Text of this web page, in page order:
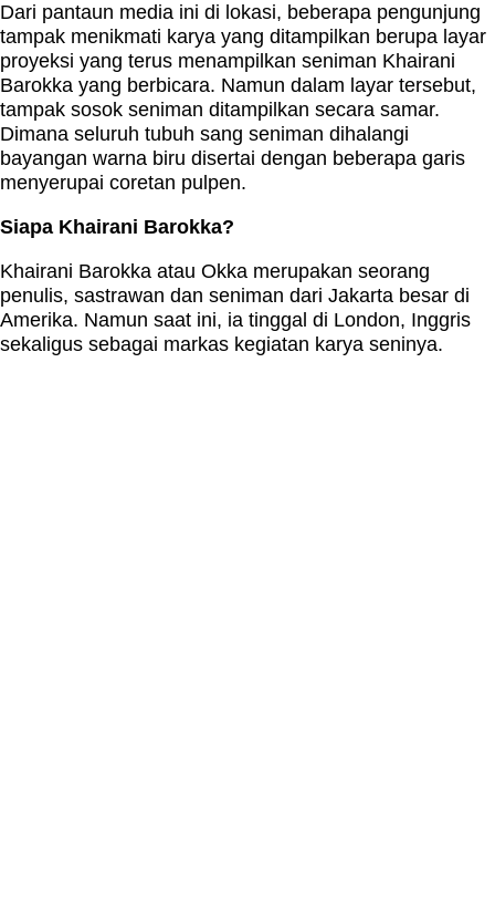
Dari pantaun media ini di lokasi, beberapa pengunjung
tampak menikmati karya yang ditampilkan berupa layar
proyeksi yang terus menampilkan seniman Khairani
Barokka yang berbicara. Namun dalam layar tersebut,
tampak sosok seniman ditampilkan secara samar.
Dimana seluruh tubuh sang seniman dihalangi
bayangan warna biru disertai dengan beberapa garis
menyerupai coretan pulpen.
Siapa Khairani Barokka?
Khairani Barokka atau Okka merupakan seorang
penulis, sastrawan dan seniman dari Jakarta besar di
Amerika. Namun saat ini, ia tinggal di London, Inggris
sekaligus sebagai markas kegiatan karya seninya.